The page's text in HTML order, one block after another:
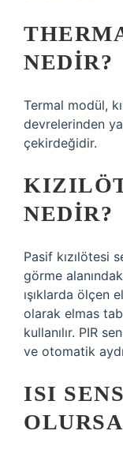
NEDIR?
Termal modül,
devrelerinden
çekirdeğidir.
NEDIR?
Pasif kızılötesi
görme
ışıklarda ölçen
olarak elmas
kullanılır. PIR
ve otomatik
ISI